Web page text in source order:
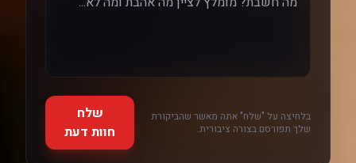
בלחיצה על "שלח" אתה מאשר שהביקורת
שלך תפורסם בצורה ציבורית.
שלח
חוות דעת